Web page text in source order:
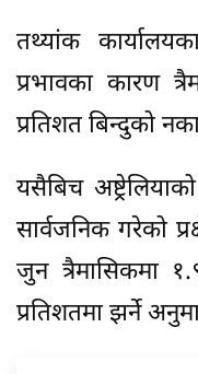
तथ्यांक
प्रभावका कारण
प्रतिशत बिन्दुको
यसैबिच
सार्वजनिक गरेको
जुन त्रैमासिकमा
प्रतिशतमा झर्ने